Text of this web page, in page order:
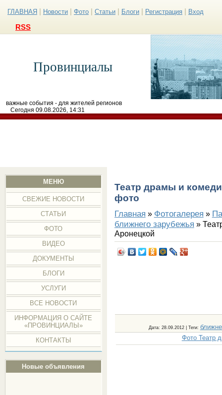
ГЛАВНАЯ Новости Фото Статьи Блоги Регистрация Вход
RSS
Провинциалы
важные события - для жителей регионов
Сегодня 09.08.2026, 14:31
МЕНЮ
СВЕЖИЕ НОВОСТИ
СТАТЬИ
ФОТО
ВИДЕО
ДОКУМЕНТЫ
БЛОГИ
УСЛУГИ
ВСЕ НОВОСТИ
ИНФОРМАЦИЯ О САЙТЕ
«ПРОВИНЦИАЛЫ»
КОНТАКТЫ
Новые объявления
Театр драмы и
фото
Главная » Фотогалерея »
ближнего зарубежья »
Аронецкой
Дата: 28.09.2012 | Теги:
Фото Театр